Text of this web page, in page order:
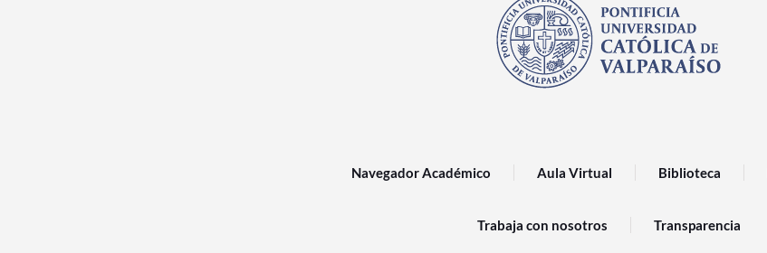
Navegador Académico Aula Virtual Biblioteca
Trabaja con nosotros Transparencia